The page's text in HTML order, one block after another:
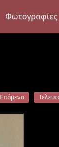
Φωτογραφίες
Επόμενο